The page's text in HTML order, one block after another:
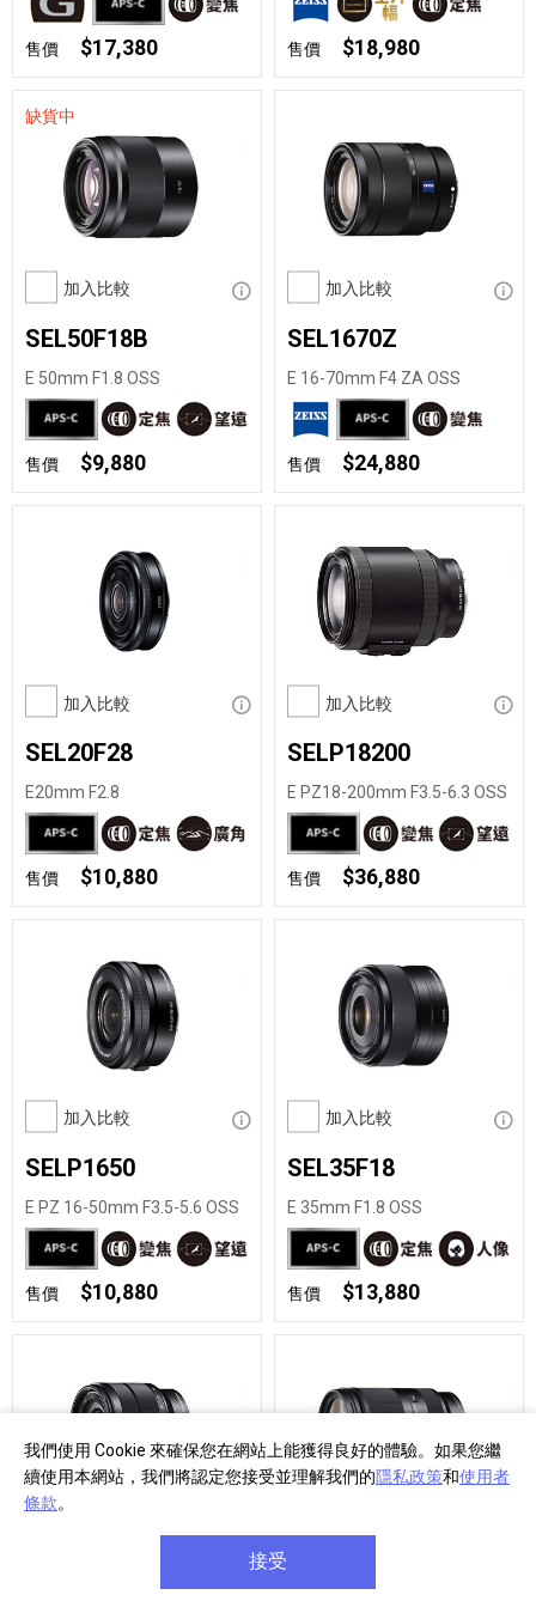
我們使用 Cookie 來確保您在網站上能獲得良好的體驗。如果您繼
續使用本網站，我們將認定您接受並理解我們的隱私政策和使用者
條款。
接受
售價 $17,380 售價 $18,980
加入比較 顯示資訊
缺貨中
SEL50F18B
E 50mm F1.8 OSS
售價 $9,880
加入比較 顯示
SEL1670Z
E 16-70mm F4 ZA OSS
售價 $24,880
加入比較 顯示資訊
SEL20F28
E20mm F2.8
售價 $10,880
加入比較 顯示
SELP18200
E PZ18-200mm F3.5-6.3 OSS
售價 $36,880
加入比較 顯示資訊
SELP1650
E PZ 16-50mm F3.5-5.6 OSS
售價 $10,880
加入比較 顯示
SEL35F18
E 35mm F1.8 OSS
售價 $13,880
顯示資訊 加入比較
SEL18200LE